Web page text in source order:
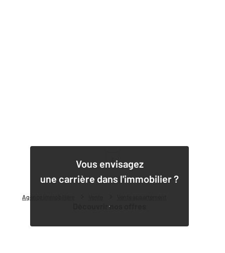
Agence immobilière
Vous envisagez
une carrière dans l'immobilier ?
Découvrir nos offres
1